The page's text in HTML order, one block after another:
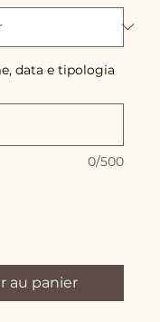
data e tipologia
0/500
au panier